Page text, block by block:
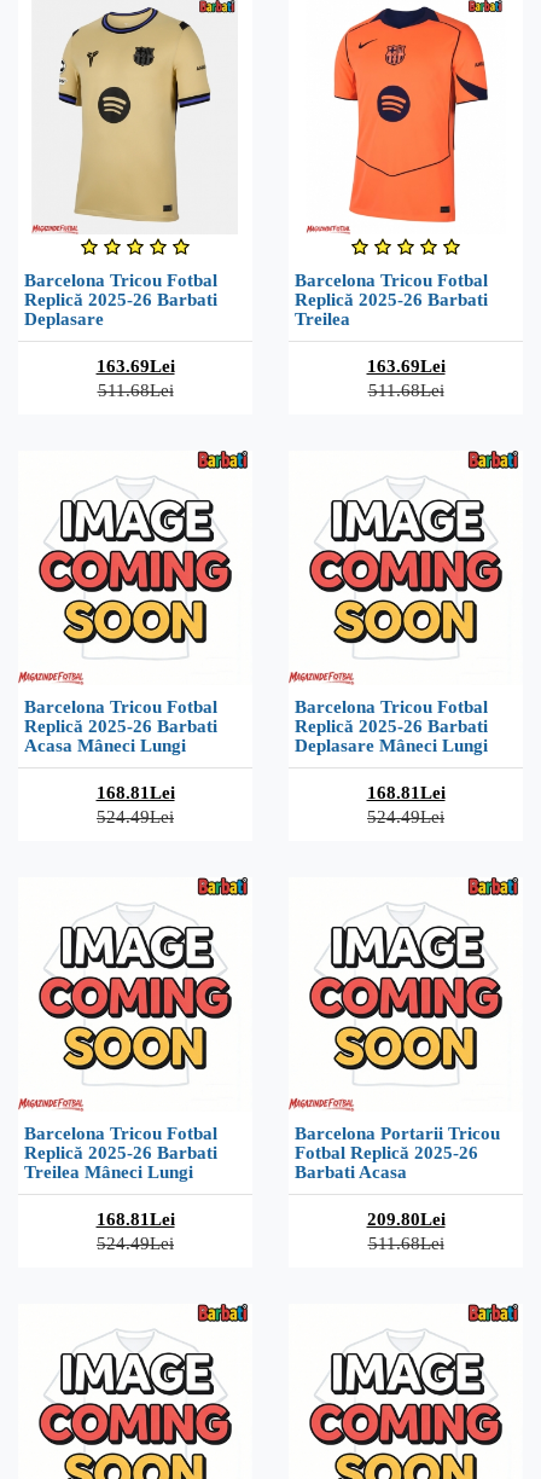
Barcelona Tricou Fotbal
Replică 2025-26 Barbati
Deplasare
163.69Lei
511.68Lei
Barcelona Tricou Fotbal
Replică 2025-26 Barbati
Treilea
163.69Lei
511.68Lei
Barcelona Tricou Fotbal
Replică 2025-26 Barbati
Acasa Mâneci Lungi
168.81Lei
524.49Lei
Barcelona Tricou Fotbal
Replică 2025-26 Barbati
Deplasare Mâneci Lungi
168.81Lei
524.49Lei
Barcelona Tricou Fotbal
Replică 2025-26 Barbati
Treilea Mâneci Lungi
168.81Lei
524.49Lei
Barcelona Portarii Tricou
Fotbal Replică 2025-26
Barbati Acasa
209.80Lei
511.68Lei